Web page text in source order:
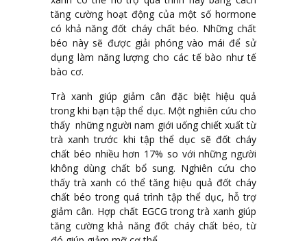
tăng cường hoạt động của một số hormone
có khả năng đốt cháy chất béo. Những chất
béo này sẽ được giải phóng vào mái để sử
dụng làm năng lượng cho các tế bào như tế
bào cơ.
Trà xanh giúp giảm cân đặc biệt hiệu quả
trong khi bạn tập thể dục. Một nghiên cứu cho
thấy những người nam giới uống chiết xuất từ
trà xanh trước khi tập thể dục sẽ đốt cháy
chất béo nhiều hơn 17% so với những người
không dùng chất bổ sung. Nghiên cứu cho
thấy trà xanh có thể tăng hiệu quả đốt cháy
chất béo trong quá trình tập thể dục, hỗ trợ
giảm cân. Hợp chất EGCG trong trà xanh giúp
tăng cường khả năng đốt cháy chất béo, từ